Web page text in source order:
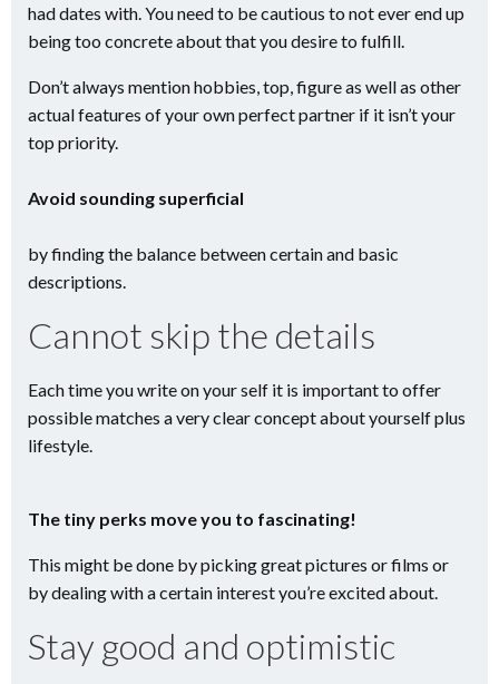
had dates with. You need to be cautious to not ever end up
being too concrete about that you desire to fulfill.
Don’t always mention hobbies, top, figure as well as other
actual features of your own perfect partner if it isn’t your
top priority.
Avoid sounding superficial
by finding the balance between certain and basic
descriptions.
Cannot skip the details
Each time you write on your self it is important to offer
possible matches a very clear concept about yourself plus
lifestyle.
The tiny perks move you to fascinating!
This might be done by picking great pictures or films or
by dealing with a certain interest you’re excited about.
Stay good and optimistic